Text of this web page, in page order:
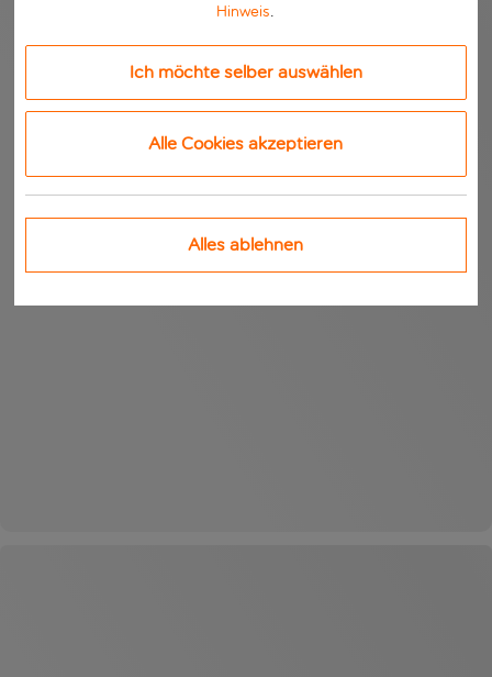
Hinweis.
Ich möchte selber auswählen
Alle Cookies akzeptieren
Alles ablehnen